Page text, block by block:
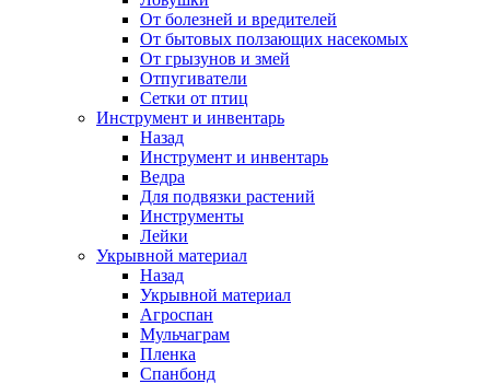
От болезней и вредителей
От бытовых ползающих насекомых
От грызунов и змей
Отпугиватели
Сетки от птиц
Инструмент и инвентарь
Назад
Инструмент и инвентарь
Ведра
Для подвязки растений
Инструменты
Лейки
Укрывной материал
Назад
Укрывной материал
Агроспан
Мульчаграм
Пленка
Спанбонд